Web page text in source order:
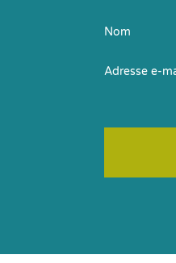
Nom
Adresse e-